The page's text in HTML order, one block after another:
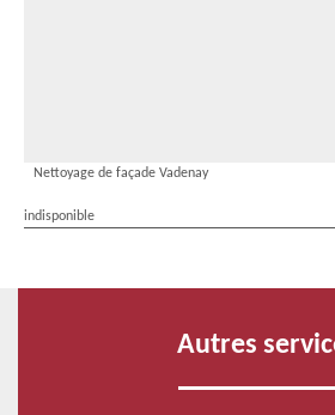
Nettoyage de façade Vadenay
indisponible
Autres